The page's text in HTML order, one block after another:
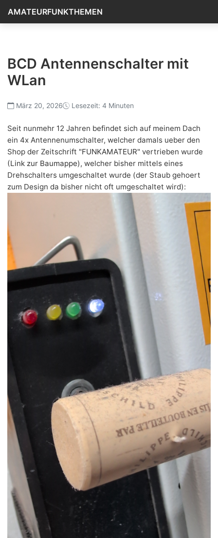
AMATEURFUNKTHEMEN
BCD Antennenschalter mit
WLan
März 20, 2026 Lesezeit: 4 Minuten
Seit nunmehr 12 Jahren befindet sich auf meinem Dach
ein 4x Antennenumschalter, welcher damals ueber den
Shop der Zeitschrift "FUNKAMATEUR" vertrieben wurde
(Link zur Baumappe), welcher bisher mittels eines
Drehschalters umgeschaltet wurde (der Staub gehoert
zum Design da bisher nicht oft umgeschaltet wird):